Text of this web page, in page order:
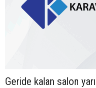
Geride kalan salon